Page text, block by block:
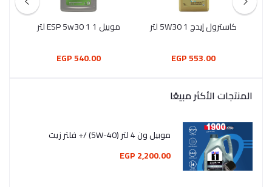
كاسترول إيدج 5W30 1 لتر
553.00 EGP
موبيل 1 ESP 5w30 1 لتر
540.00 EGP
المنتجات الأكثر مبيعًا
موبيل ون 4 لتر (5W-40) /+ فلتر زيت
2,200.00 EGP